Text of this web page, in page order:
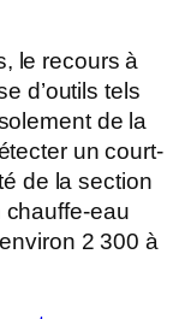
le recours à
d’outils tels
de la
un court-
de la section
chauffe-eau
2 300 à